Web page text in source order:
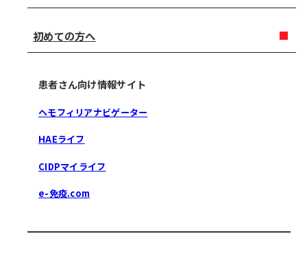
初めての方へ
患者さん向け情報サイト
ヘモフィリアナビゲーター
HAEライフ
CIDPマイライフ
e-免疫.com